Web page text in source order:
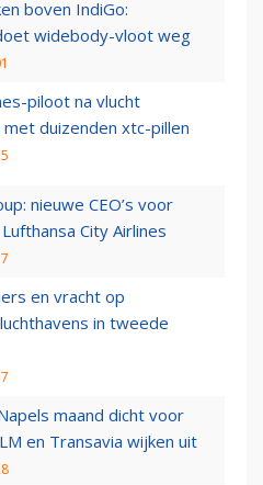
boven IndiGo:
widebody-vloot weg
piloot na vlucht
met duizenden xtc-pillen
nieuwe CEO’s voor
City Airlines
en vracht op
in tweede
maand dicht voor
en Transavia wijken uit